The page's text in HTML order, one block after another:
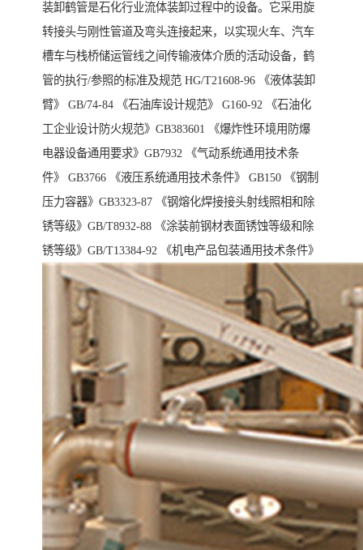
装卸鹤管是石化行业流体装卸过程中的设备。它采用旋
转接头与刚性管道及弯头连接起来，以实现火车、汽车
槽车与栈桥储运管线之间传输液体介质的活动设备，鹤
管的执行/参照的标准及规范 HG/T21608-96 《液体装卸
臂》 GB/74-84 《石油库设计规范》 G160-92 《石油化
工企业设计防火规范》GB383601 《爆炸性环境用防爆
电器设备通用要求》GB7932 《气动系统通用技术条
件》 GB3766 《液压系统通用技术条件》 GB150 《钢制
压力容器》GB3323-87 《钢熔化焊接接头射线照相和除
锈等级》GB/T8932-88 《涂装前钢材表面锈蚀等级和除
锈等级》GB/T13384-92 《机电产品包装通用技术条件》